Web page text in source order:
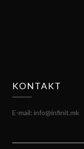
KONTAKT
E-mail: info@infinit.mk